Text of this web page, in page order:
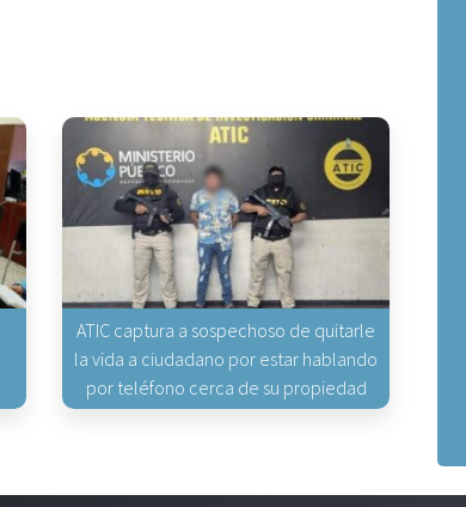
ATIC captura a sospechoso de quitarle
la vida a ciudadano por estar hablando
por teléfono cerca de su propiedad